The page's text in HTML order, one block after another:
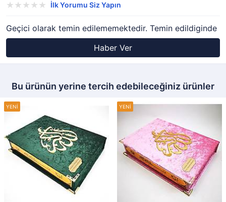
İlk Yorumu Siz Yapın
Geçici olarak temin edilememektedir. Temin edildiginde
Haber Ver
Bu ürünün yerine tercih edebileceğiniz ürünler